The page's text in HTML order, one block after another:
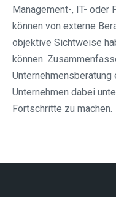
Management-, IT- oder
können von externe
objektive Sichtweise
können.
Unternehmen dabei
Fortschritte zu machen.